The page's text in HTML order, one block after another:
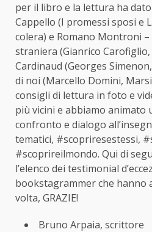
per il libro e la lettura ha
Cappello (I promessi sposi e
colera) e Romano Montroni
straniera (Gianrico
Cardinaud (Georges
di noi (Marcello Domini,
consigli di lettura in foto e
più vicini e abbiamo animato
confronto e dialogo
tematici, #scopriresestessi,
#scoprireilmondo. Qui di
l’elenco dei testimonial
bookstagrammer che hanno
volta, GRAZIE!
Bruno Arpaia, scrittore